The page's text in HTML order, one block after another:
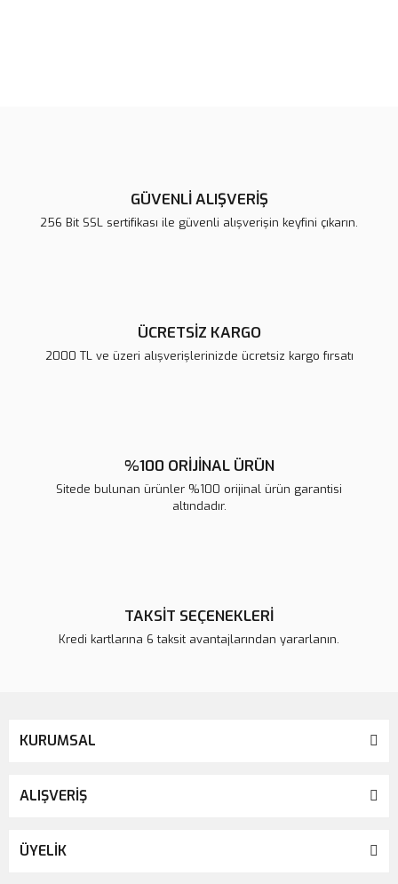
Ürün açıklamasında eksik bilgiler bulunuyor.
GÜVENLİ ALIŞVERİŞ
256 Bit SSL sertifikası ile güvenli alışverişin keyfini çıkarın.
ÜCRETSİZ KARGO
2000 TL ve üzeri alışverişlerinizde ücretsiz kargo fırsatı
%100 ORİJİNAL ÜRÜN
Sitede bulunan ürünler %100 orijinal ürün garantisi
altındadır.
TAKSİT SEÇENEKLERİ
Kredi kartlarına 6 taksit avantajlarından yararlanın.
KURUMSAL
ALIŞVERİŞ
ÜYELİK